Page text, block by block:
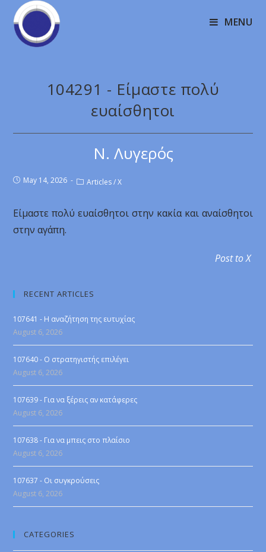
MENU
104291 - Είμαστε πολύ
ευαίσθητοι
Ν. Λυγερός
May 14, 2026 Articles / X
Είμαστε πολύ ευαίσθητοι στην κακία και αναίσθητοι
στην αγάπη.
Post to X
RECENT ARTICLES
107641 - Η αναζήτηση της ευτυχίας
August 6, 2026
107640 - Ο στρατηγιστής επιλέγει
August 6, 2026
107639 - Για να ξέρεις αν κατάφερες
August 6, 2026
107638 - Για να μπεις στο πλαίσιο
August 6, 2026
107637 - Οι συγκρούσεις
August 6, 2026
CATEGORIES